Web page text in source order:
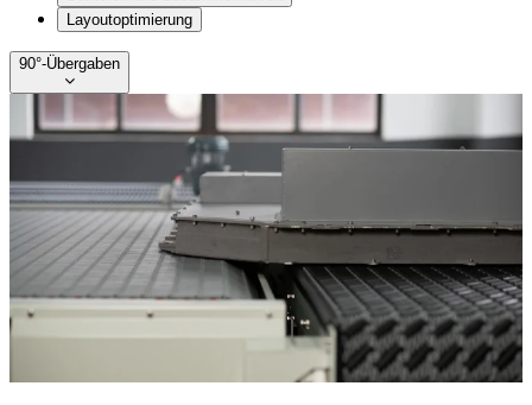
Layoutoptimierung
90°-Übergaben